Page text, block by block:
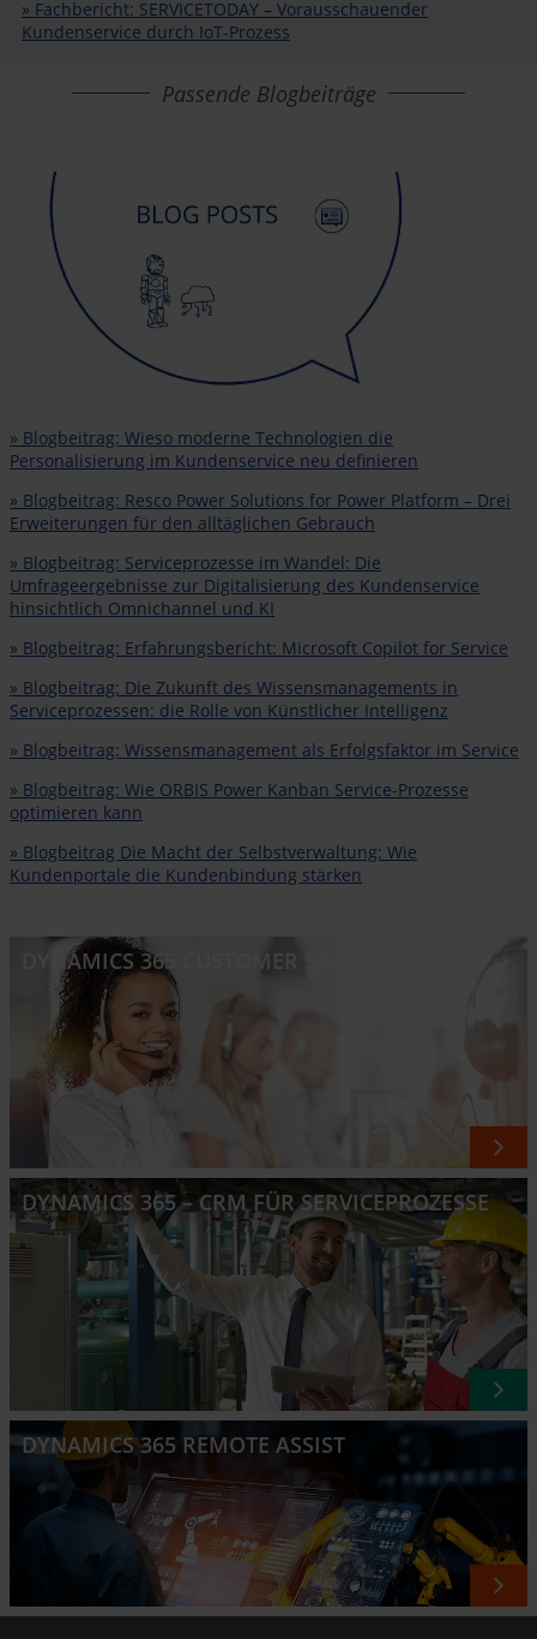
» Fachbericht: SERVICETODAY – Vorausschauender
Kundenservice durch IoT-Prozess
Passende Blogbeiträge
» Blogbeitrag: Wieso moderne Technologien die
Personalisierung im Kundenservice neu definieren
» Blogbeitrag: Resco Power Solutions for Power Platform – Drei
Erweiterungen für den alltäglichen Gebrauch
» Blogbeitrag: Serviceprozesse im Wandel: Die
Umfrageergebnisse zur Digitalisierung des Kundenservice
hinsichtlich Omnichannel und KI
» Blogbeitrag: Erfahrungsbericht: Microsoft Copilot for Service
» Blogbeitrag: Die Zukunft des Wissensmanagements in
Serviceprozessen: die Rolle von Künstlicher Intelligenz
» Blogbeitrag: Wissensmanagement als Erfolgsfaktor im Service
» Blogbeitrag: Wie ORBIS Power Kanban Service-Prozesse
optimieren kann
» Blogbeitrag Die Macht der Selbstverwaltung: Wie
Kundenportale die Kundenbindung stärken
DYNAMICS 365 CUSTOMER SERVICE
DYNAMICS 365 – CRM FÜR SERVICEPROZESSE
DYNAMICS 365 REMOTE ASSIST